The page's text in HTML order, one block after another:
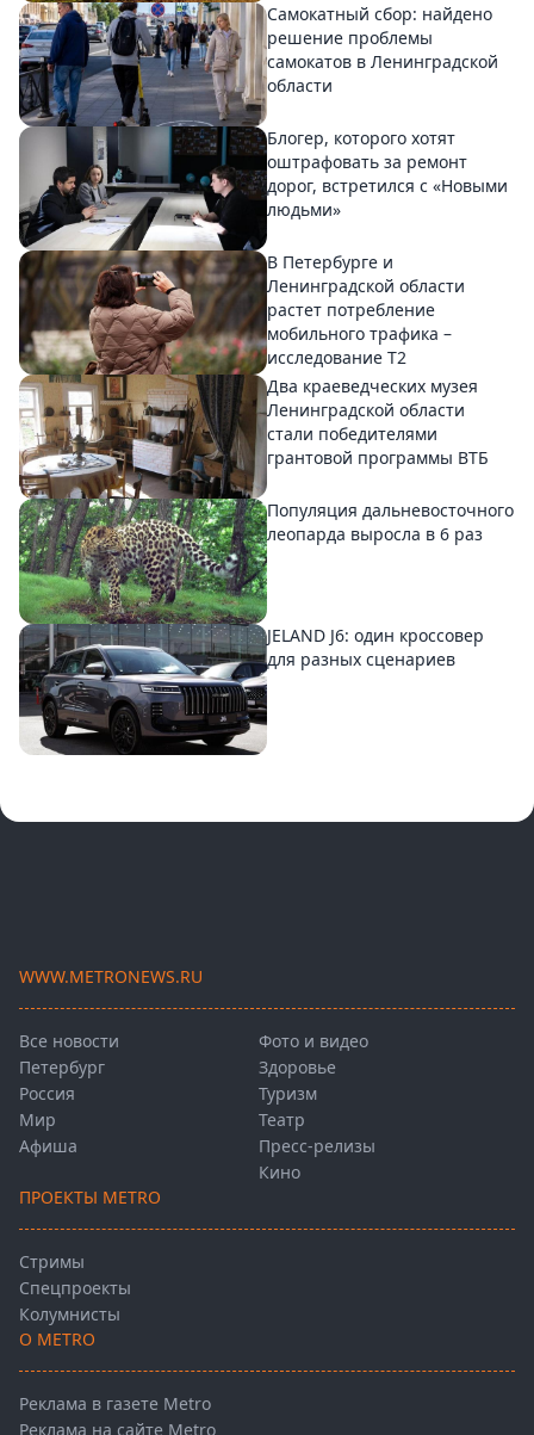
Самокатный сбор: найдено
решение проблемы
самокатов в Ленинградской
области
Блогер, которого хотят
оштрафовать за ремонт
дорог, встретился с «Новыми
людьми»
В Петербурге и
Ленинградской области
растет потребление
мобильного трафика –
исследование T2
Два краеведческих музея
Ленинградской области
стали победителями
грантовой программы ВТБ
Популяция дальневосточного
леопарда выросла в 6 раз
JELAND J6: один кроссовер
для разных сценариев
WWW.METRONEWS.RU
Все новости
Петербург
Россия
Мир
Афиша
Фото и видео
Здоровье
Туризм
Театр
Пресс-релизы
Кино
ПРОЕКТЫ METRO
Стримы
Спецпроекты
Колумнисты
О METRO
Реклама в газете Metro
Реклама на сайте Metro